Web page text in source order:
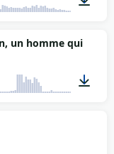
00:07
un homme qui